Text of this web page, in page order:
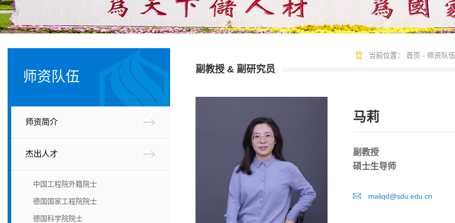
师资队伍
师资简介
杰出人才
中国工程院外籍院士
德国国家工程院院士
德国科学院院士
当前位置： 首页 - 师资队伍
副教授 & 副研究员
马莉
副教授
硕士生导师
maliqd@sdu.edu.cn